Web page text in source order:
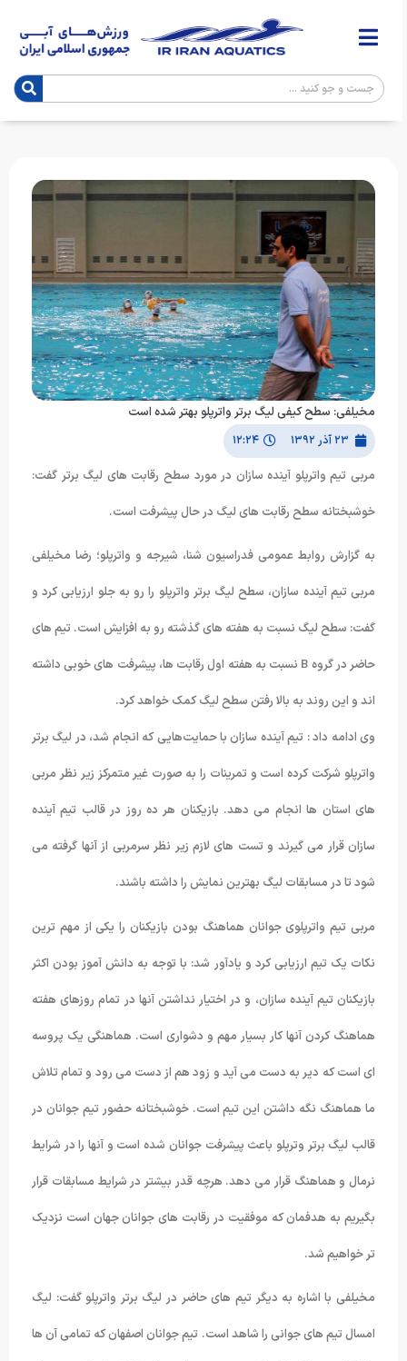
مخیلفی: سطح کیفی لیگ برتر واترپلو بهتر شده است
۲۳ آذر ۱۳۹۲ ۱۲:۲۴
مربی تیم واترپلو آینده سازان در مورد سطح رقابت های لیگ برتر گفت:
خوشبختانه سطح رقابت های لیگ در حال پیشرفت است.
به گزارش روابط عمومی فدراسیون شنا، شیرجه و واترپلو؛ رضا مخیلفی
مربی تیم آینده سازان، سطح لیگ برتر واترپلو را رو به جلو ارزیابی کرد و
گفت: سطح لیگ نسبت به هفته های گذشته رو به افزایش است. تیم های
حاضر در گروه B نسبت به هفته اول رقابت ها، پیشرفت های خوبی داشته
اند و این روند به بالا رفتن سطح لیگ کمک خواهد کرد.
وی ادامه داد : تیم آینده سازان با حمایت‌هایی که انجام شد، در لیگ برتر
واترپلو شرکت کرده است و تمرینات را به صورت غیر متمرکز زیر نظر مربی
های استان ها انجام می دهد. بازیکنان هر ده روز در قالب تیم آینده
سازان قرار می گیرند و تست های لازم زیر نظر سرمربی از آنها گرفته می
شود تا در مسابقات لیگ بهترین نمایش را داشته باشند.
مربی تیم واترپلوی جوانان هماهنگ بودن بازیکنان را یکی از مهم ترین
نکات یک تیم ارزیابی کرد و یادآور شد: با توجه به دانش آموز بودن اکثر
بازیکنان تیم آینده سازان، و در اختیار نداشتن آنها در تمام روزهای هفته
هماهنگ کردن آنها کار بسیار مهم و دشواری است. هماهنگی یک پروسه
ای است که دیر به دست می آید و زود هم از دست می رود و تمام تلاش
ما هماهنگ نگه داشتن این تیم است. خوشبختانه حضور تیم جوانان در
قالب لیگ برتر وترپلو باعث پیشرفت جوانان شده است و آنها را در شرایط
نرمال و هماهنگ قرار می دهد. هرچه قدر بیشتر در شرایط مسابقات قرار
بگیریم به هدفمان که موفقیت در رقابت های جوانان جهان است نزدیک
تر خواهیم شد.
مخیلفی با اشاره به دیگر تیم های حاضر در لیگ برتر واترپلو گفت: لیگ
امسال تیم های جوانی را شاهد است. تیم جوانان اصفهان که تمامی آن ها